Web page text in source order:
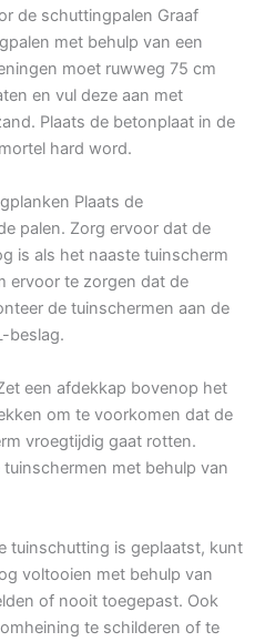
de schuttingpalen Graaf
met behulp van een
moet ruwweg 75 cm
en vul deze aan met
Plaats de betonplaat in de
hard word.
Plaats de
palen. Zorg ervoor dat de
is als het naaste tuinscherm
ervoor te zorgen dat de
de tuinschermen aan de
beslag.
een afdekkap bovenop het
om te voorkomen dat de
vroegtijdig gaat rotten.
met behulp van
tuinschutting is geplaatst, kunt
voltooien met behulp van
of nooit toegepast. Ook
te schilderen of te